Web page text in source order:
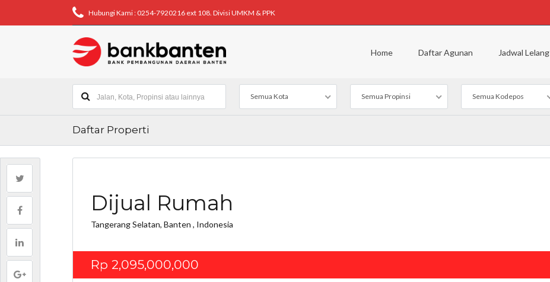
Hubungi Kami : 0254-7920216 ext 108. Divisi UMKM & PPK
Home Daftar Agunan Jadwal Lelang
Semua Kota Semua Propinsi Semua Kodepos
Daftar Properti
Dijual Rumah
Tangerang Selatan, Banten , Indonesia
Rp 2,095,000,000